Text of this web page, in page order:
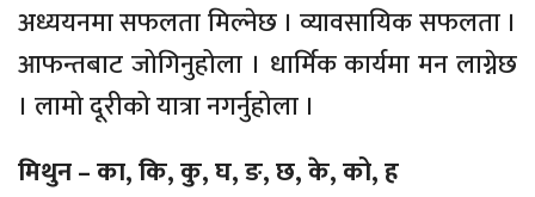
अध्ययनमा सफलता मिल्नेछ । व्यावसायिक सफलता ।
आफन्तबाट जोगिनुहोला । धार्मिक कार्यमा मन लाग्नेछ
। लामो दूरीको यात्रा नगर्नुहोला ।
मिथुन – का, कि, कु, घ, ङ, छ, के, को, ह